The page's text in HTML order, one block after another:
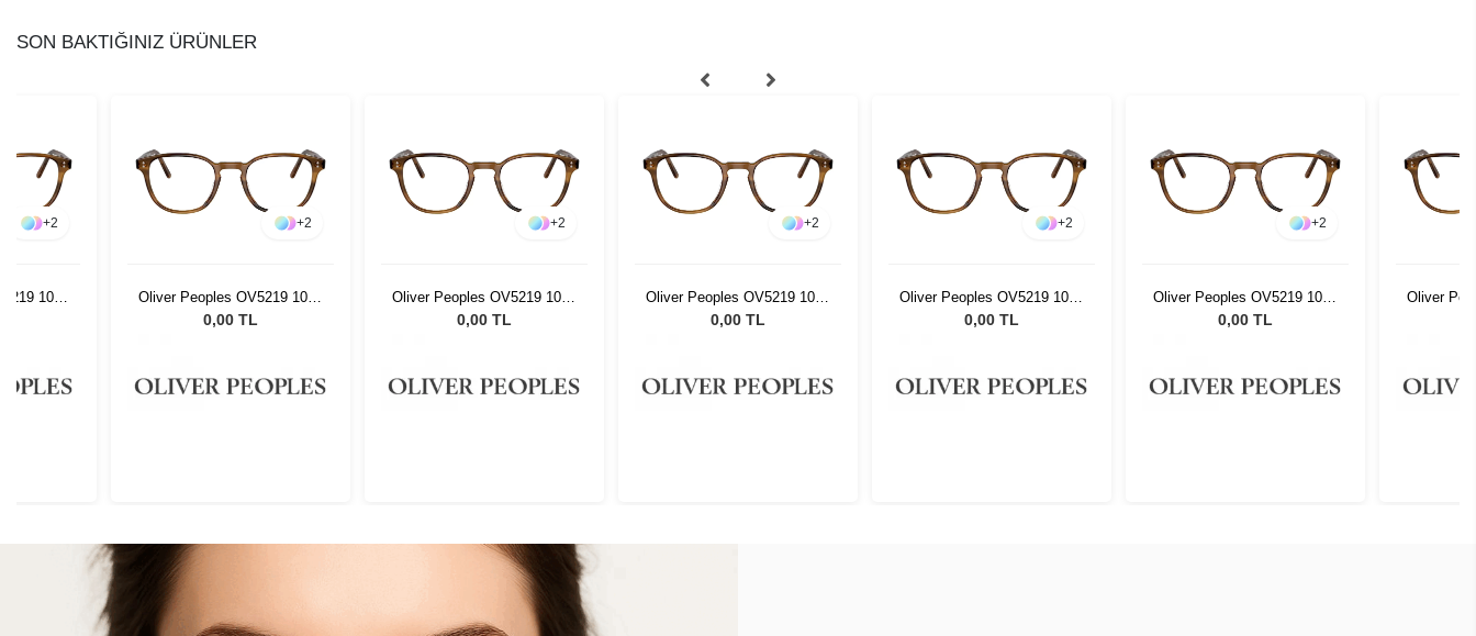
SON BAKTIĞINIZ ÜRÜNLER
+2
1011
+2
Oliver Peoples OV5219 1011
47
0,00 TL
+2
Oliver Peoples OV5219 1011
47
0,00 TL
+2
Oliver Peoples OV5219 1011
47
0,00 TL
+2
Oliver Peoples OV5219 1011
47
0,00 TL
+2
Oliver Peoples OV5219 1011
47
0,00 TL
Oliver